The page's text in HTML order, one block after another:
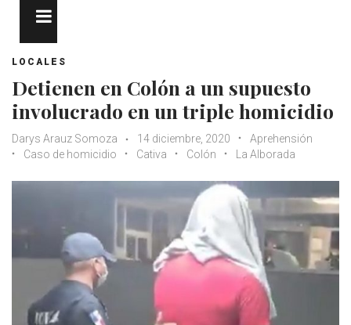
LOCALES
Detienen en Colón a un supuesto
involucrado en un triple homicidio
Darys Arauz Somoza 14 diciembre, 2020
Aprehensión
Caso de homicidio
Cativa Colón La Alborada